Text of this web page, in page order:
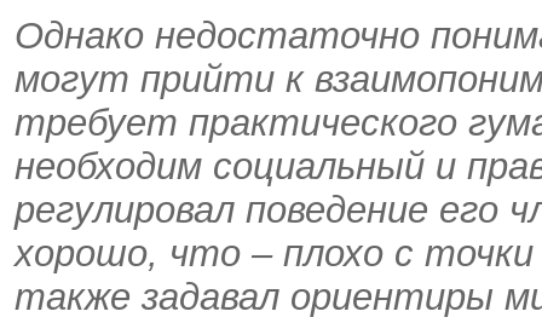
Однако недостаточно
могут прийти к
требует практического
необходим социальный и
регулировал поведение его
хорошо, что – плохо с
также задавал ориентиры